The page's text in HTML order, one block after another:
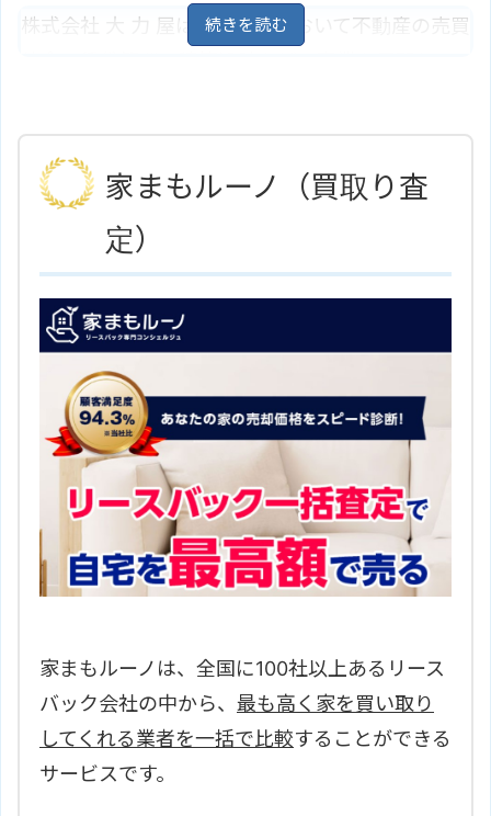
東京都日野市南平7丁目6－40
ホームページ 株式会社ジェイホームのサイトは
株式会社 大 力 屋は、日野市において不動産の売買
客様のニーズや生活スタイルに対応した物件の紹
介が可能です。
住所
アクセス
京王線「百草園駅」より徒歩3分
ホームページ
ら
家まもルーノ（買取り査
定）
家まもルーノは、全国に100社以上あるリース
バック会社の中から、 最も高く家を買い取り
してくれる業者を一括で比較することができる
サービスです。